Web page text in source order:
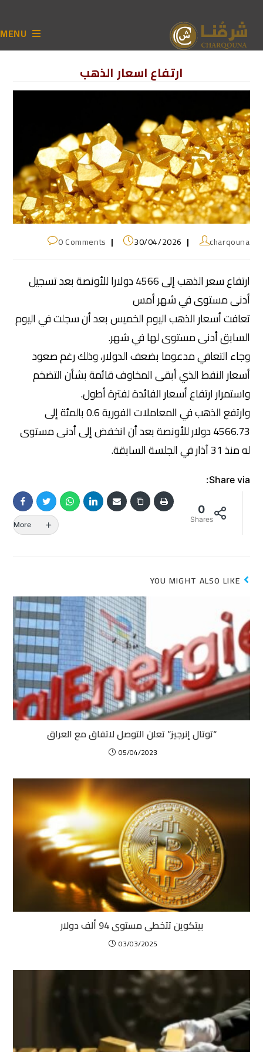
MENU
ارتفاع اسعار الذهب
charqouna
30/04/2026
0 Comments
ارتفاع سعر الذهب إلى 4566 دولارا للأونصة بعد تسجيل
أدنى مستوى في شهر أمس
تعافت ​أسعار الذهب​ اليوم الخميس بعد أن سجلت في ​اليوم
السابق أدنى مستوى لها في ‌شهر.
وجاء التعافي مدعوما بضعف ​الدولار​، وذلك رغم صعود
أسعار النفط الذي أبقى المخاوف ​قائمة بشأن ​التضخم​
واستمرار ارتفاع ​أسعار الفائدة لفترة أطول.
4566.73 دولار للأونصة ​بعد أن انخفض إلى أدنى مستوى
له منذ 31 آذار في الجلسة السابقة.
Share via:
0
Shares
More
YOU MIGHT ALSO LIKE
“توتال إنرجيز” تعلن التوصل لاتفاق مع العراق
05/04/2023
بيتكوين تتخطى مستوى 94 ألف دولار
03/03/2025